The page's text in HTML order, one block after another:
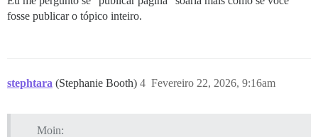
fosse publicar o tópico inteiro.
stephtara (Stephanie Booth) Fevereiro 22, 2026, 9:16am
4
Moin: